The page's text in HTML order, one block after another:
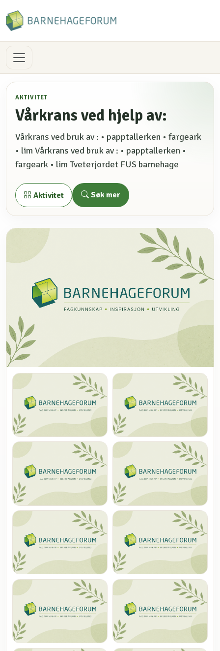
AKTIVITET
Vårkrans ved hjelp av:
Vårkrans ved bruk av : • papptallerken • fargeark
• lim Vårkrans ved bruk av : • papptallerken •
fargeark • lim Tveterjordet FUS barnehage
Aktivitet Søk mer